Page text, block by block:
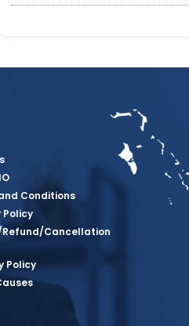
Conditions
Policy
Refund/Cancellation
Policy